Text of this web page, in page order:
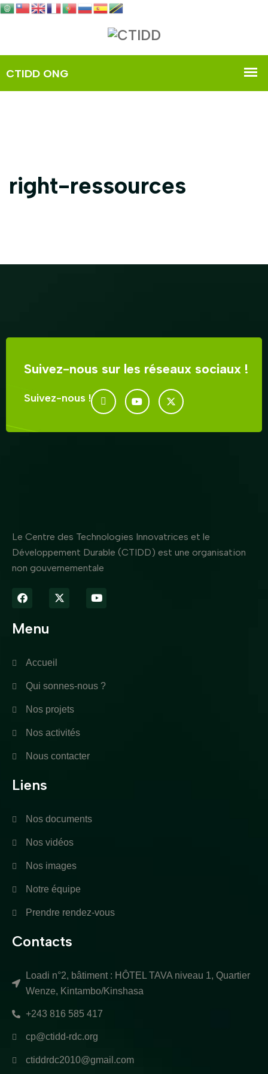
right-ressources
Suivez-nous sur les réseaux sociaux !
Suivez-nous !
Le Centre des Technologies Innovatrices et le
Développement Durable (CTIDD) est une organisation
non gouvernementale
Menu
Accueil
Qui sonnes-nous ?
Nos projets
Nos activités
Nous contacter
Liens
Nos documents
Nos vidéos
Nos images
Notre équipe
Prendre rendez-vous
Contacts
Loadi n°2, bâtiment : HÔTEL TAVA niveau 1, Quartier
Wenze, Kintambo/Kinshasa
+243 816 585 417
cp@ctidd-rdc.org
ctiddrdc2010@gmail.com